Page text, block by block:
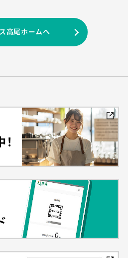
高尾ホームへ